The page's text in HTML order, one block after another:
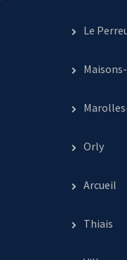
Le
Orly
Arcueil
Thiais